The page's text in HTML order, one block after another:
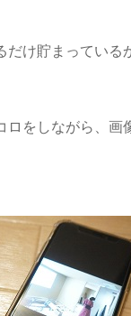
だけ貯まってい
をしながら、画